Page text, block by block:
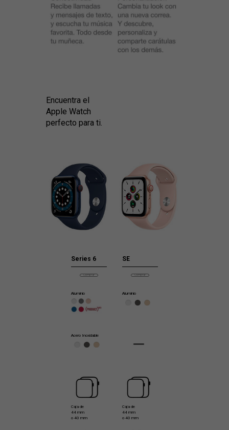
Encuentra el
Apple Watch
perfecto para ti.
Series 6 SE
Comprar Comprar
Aluminio Aluminio
Acero Inoxidable
Caja de
44 mm
o 40 mm
Caja de
44 mm
o 40 mm